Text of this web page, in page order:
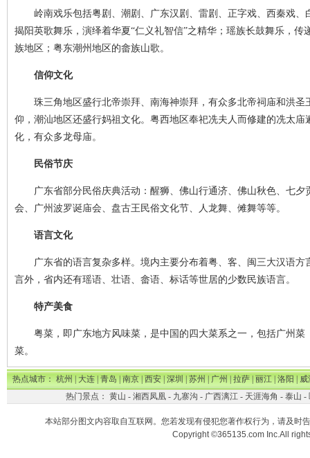
岭南戏乐包括粤剧、潮剧、广东汉剧、雷剧、正字戏、西秦戏、
揭阳英歌舞乐，演绎着华夏“仁义礼智信”之精华；瑶族长鼓舞乐，
族地区；粤东潮州地区的畲族山歌。
信仰文化
珠三角地区盛行北帝崇拜、南海神崇拜，有众多北帝祠庙和洪圣
仰，潮汕地区还盛行妈祖文化。粤西地区奉祀冼夫人而修建的冼太
化，有众多龙母庙。
民俗节庆
广东省部分民俗庆典活动：醒狮、佛山行通济、佛山秋色、七夕
会、广州波罗诞庙会、盘古王民俗文化节、人龙舞、傩舞等等。
语言文化
广东省的语言复杂多样。境内主要分布着粤、客、闽三大汉语方
言外，省内还有瑶语、壮语、畲语、标话等世居的少数民族语言。
特产美食
粤菜，即广东地方风味菜，是中国的四大菜系之一，包括广州菜
菜。
热点城市：杭州|大连|青岛|南京|西安|深圳|苏州|广州|拉萨|丽江|洛阳|威
热门景点： 黄山 - 湘西凤凰- 九寨沟 - 广西漓江- 天涯海角 - 泰山 -
本站部分图文内容取自互联网。您若发现有侵犯您著作权行为，请及时
Copyright ©365135.com Inc.All